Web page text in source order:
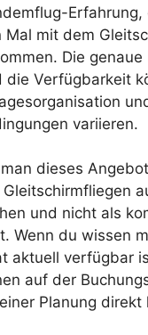
Mal mit dem
Die genaue
die Verfügbarkeit
variieren.
dieses
und nicht als
Wenn du wissen
aktuell verfügbar
auf der
Planung direkt